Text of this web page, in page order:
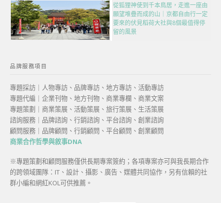
從狐狸神使到千本鳥居，走進一座由
願望堆疊而成的山｜京都自由行一定
要來的伏見稻荷大社與8個最值得停
留的風景
品牌服務項目
專題採訪｜人物專訪、品牌專訪、地方專訪、活動專訪
專題代編｜企業刊物、地方刊物、商業專欄、商業文案
專題策劃｜商業策展、活動策展、旅行策展、生活策展
諮詢服務｜品牌諮詢、行銷諮詢、平台諮詢、創業諮詢
顧問服務｜品牌顧問、行銷顧問、平台顧問、創業顧問
商業合作哲學與敘事DNA
※專題策劃和顧問服務僅供長期專案簽約；各項專案亦可與我長期合作
的跨領域團隊：IT、設計、攝影、廣告、媒體共同協作，另有信賴的社
群小編和網紅KOL可供推薦。